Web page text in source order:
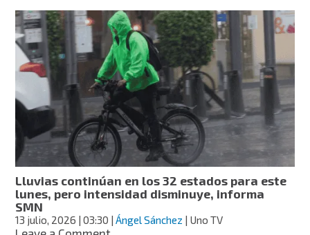
de
lluvias
en
todo
el
país,
con
posibilidad
de
granizo
en
el
noroeste
y
occidente
Lluvias continúan en los 32 estados para este
lunes, pero intensidad disminuye, informa
SMN
13 julio, 2026 | 03:30 |Ángel Sánchez | Uno TV
on